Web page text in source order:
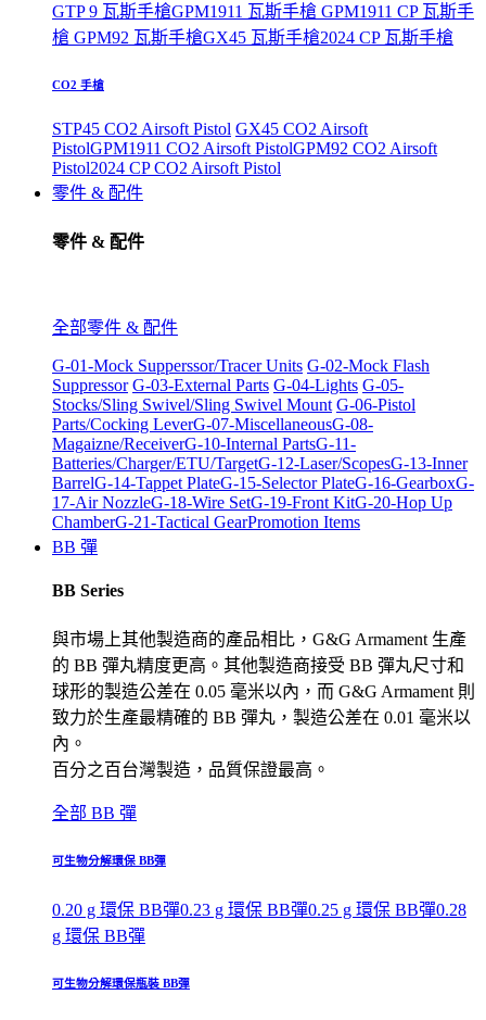
GTP 9 瓦斯手槍GPM1911 瓦斯手槍 GPM1911 CP 瓦斯手
槍 GPM92 瓦斯手槍GX45 瓦斯手槍2024 CP 瓦斯手槍
CO2 手槍
STP45 CO2 Airsoft Pistol GX45 CO2 Airsoft
PistolGPM1911 CO2 Airsoft PistolGPM92 CO2 Airsoft
Pistol2024 CP CO2 Airsoft Pistol
零件 & 配件
零件 & 配件
全部零件 & 配件
G-01-Mock Supperssor/Tracer Units G-02-Mock Flash
Suppressor G-03-External Parts G-04-Lights G-05-
Stocks/Sling Swivel/Sling Swivel Mount G-06-Pistol
Parts/Cocking LeverG-07-MiscellaneousG-08-
Magaizne/ReceiverG-10-Internal PartsG-11-
Batteries/Charger/ETU/TargetG-12-Laser/ScopesG-13-Inner
BarrelG-14-Tappet PlateG-15-Selector PlateG-16-GearboxG-
17-Air NozzleG-18-Wire SetG-19-Front KitG-20-Hop Up
ChamberG-21-Tactical GearPromotion Items
BB 彈
BB Series
與市場上其他製造商的產品相比，G&G Armament 生產
的 BB 彈丸精度更高。其他製造商接受 BB 彈丸尺寸和
球形的製造公差在 0.05 毫米以內，而 G&G Armament 則
致力於生產最精確的 BB 彈丸，製造公差在 0.01 毫米以
內。
百分之百台灣製造，品質保證最高。
全部 BB 彈
可生物分解環保 BB彈
0.20 g 環保 BB彈0.23 g 環保 BB彈0.25 g 環保 BB彈0.28
g 環保 BB彈
可生物分解環保瓶裝 BB彈